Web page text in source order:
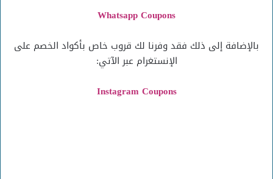
Whatsapp Coupons
بالإضافة إلى ذلك فقد وفرنا لك قروب خاص بأكواد الخصم على
الإنستغرام عبر الآتي:
Coupons
Instagram